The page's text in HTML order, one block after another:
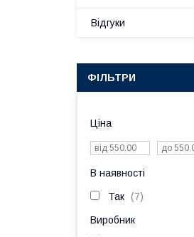
Відгуки
ФІЛЬТРИ
Ціна
В наявності
Так 7
Виробник